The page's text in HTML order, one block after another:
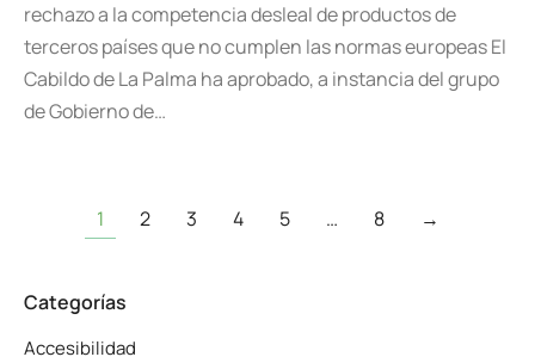
rechazo a la competencia desleal de productos de
terceros países que no cumplen las normas europeas El
Cabildo de La Palma ha aprobado, a instancia del grupo
de Gobierno de…
1 2 3 4 5 … 8 →
Categorías
Accesibilidad